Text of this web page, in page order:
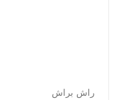
راش براش